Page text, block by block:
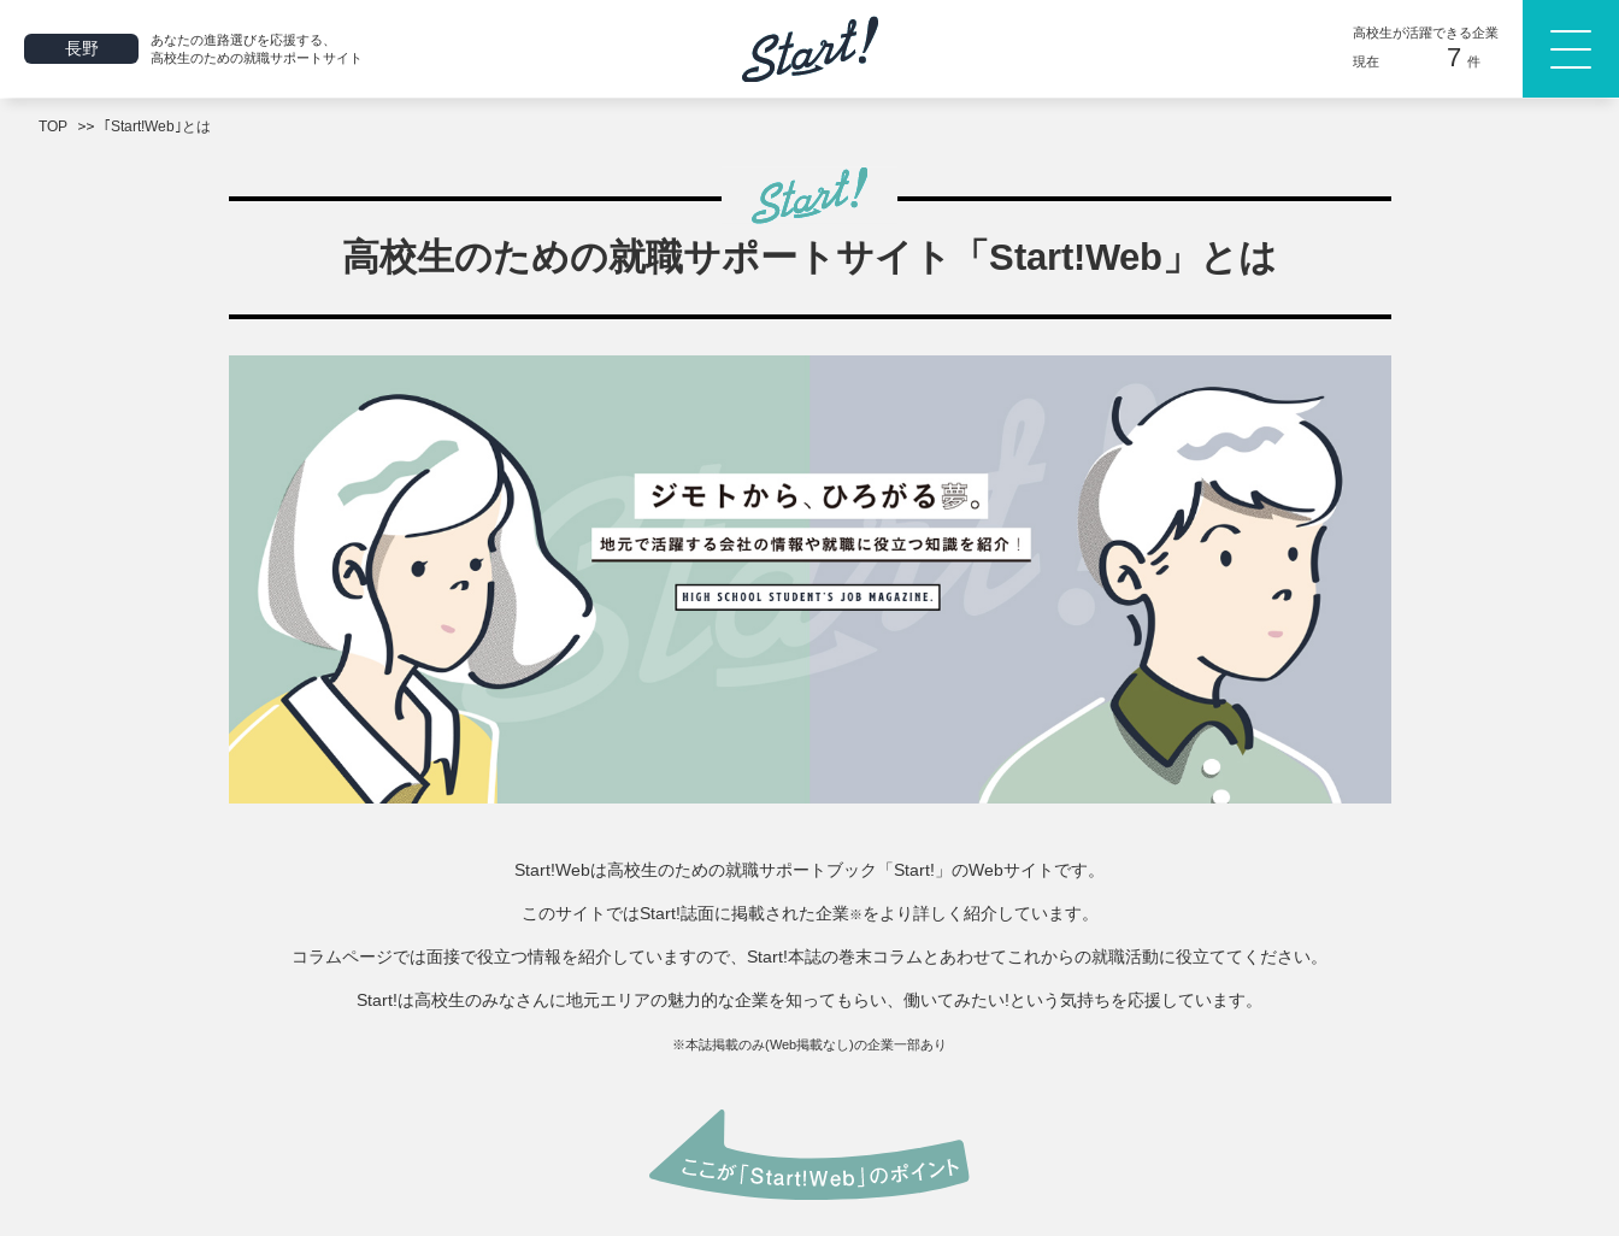
長野
あなたの進路選びを応援する、
高校生のための就職サポートサイト
高校生が活躍できる企業
現在
7 件
TOP ｢Start!Web｣とは
高校生のための就職サポートサイト「Start!Web」とは
Start!Webは高校生のための就職サポートブック「Start!」のWebサイトです。
このサイトではStart!誌面に掲載された企業※をより詳しく紹介しています。
コラムページでは面接で役立つ情報を紹介していますので、Start!本誌の巻末コラムとあわせてこれからの就職活動に役立ててください。
Start!は高校生のみなさんに地元エリアの魅力的な企業を知ってもらい、働いてみたい!という気持ちを応援しています。
※本誌掲載のみ(Web掲載なし)の企業一部あり